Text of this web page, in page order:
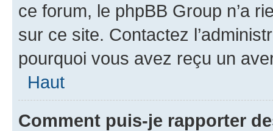
ce forum, le phpBB Group n’a
sur ce site. Contactez
pourquoi vous avez reçu un
Haut
Comment puis-je rapporter